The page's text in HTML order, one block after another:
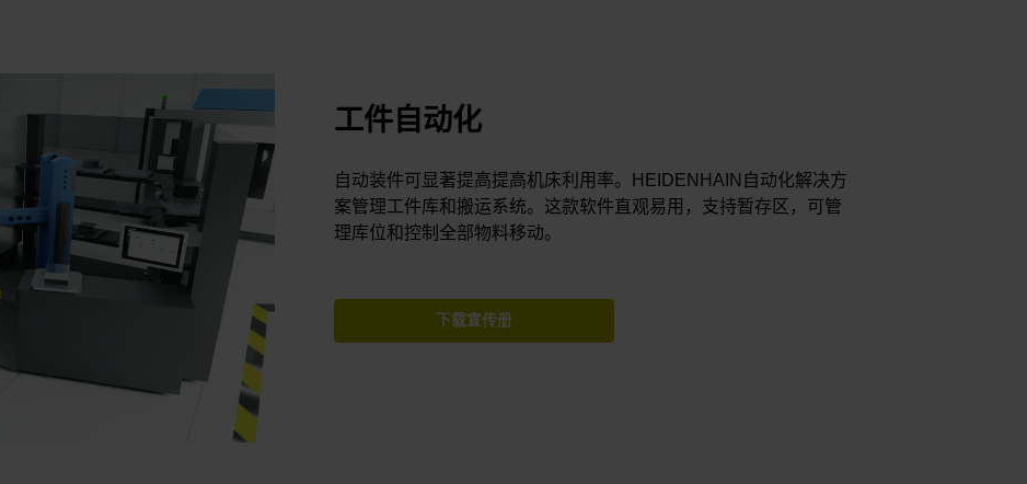
工件自动化
自动装件可显著提高提高机床利用率。HEIDENHAIN自动化解决方
案管理工件库和搬运系统。这款软件直观易用，支持暂存区，可管
理库位和控制全部物料移动。
下载宣传册